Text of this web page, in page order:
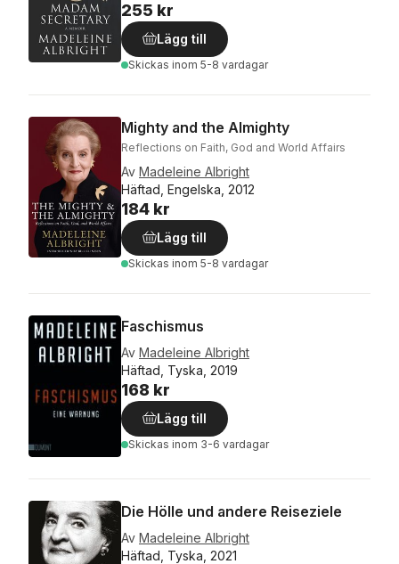
255 kr
Lägg till
Skickas inom 5-8 vardagar
Mighty and the Almighty
Reflections on Faith, God and World Affairs
Av Madeleine Albright
Häftad, Engelska, 2012
184 kr
Lägg till
Skickas inom 5-8 vardagar
Faschismus
Av Madeleine Albright
Häftad, Tyska, 2019
168 kr
Lägg till
Skickas inom 3-6 vardagar
Die Hölle und andere Reiseziele
Av Madeleine Albright
Häftad, Tyska, 2021